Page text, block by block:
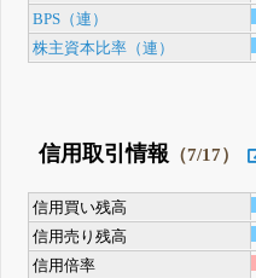
BPS（連）
株主資本比率（連）
信用取引情報 （7/17）
信用買い残高
信用売り残高
信用倍率